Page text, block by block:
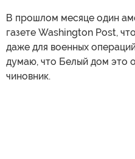
В прошлом месяце один
газете Washington Post,
даже для военных
думаю, что Белый дом это
чиновник.